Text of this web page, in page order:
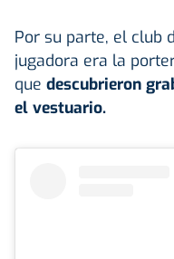
Por su parte, el club
jugadora era la
que descubrieron
el vestuario.